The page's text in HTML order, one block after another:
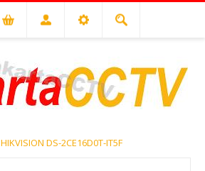
HIKVISION DS-2CE16D0T-IT5F